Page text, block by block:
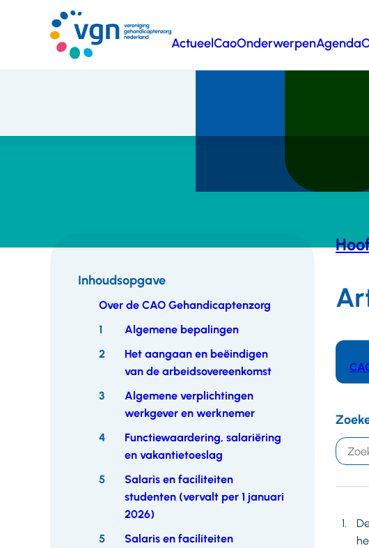
hoofdinhoud
ActueelCaoOnderwerpenAgenda
Inhoudsopgave
Inhoudsopgave
overslaan
Over de CAO Gehandicaptenzorg
1
Algemene bepalingen
2
Het aangaan en beëindigen
van de arbeidsovereenkomst
3
Algemene verplichtingen
werkgever en werknemer
4
Functiewaardering, salariëring
en vakantietoeslag
5
Salaris en faciliteiten
studenten (vervalt per 1 januari
2026)
5
Salaris en faciliteiten